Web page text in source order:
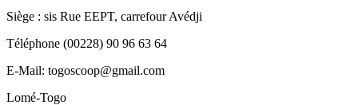
Siège : sis Rue EEPT, carrefour Avédji
Téléphone (00228) 90 96 63 64
E-Mail: togoscoop@gmail.com
Lomé-Togo